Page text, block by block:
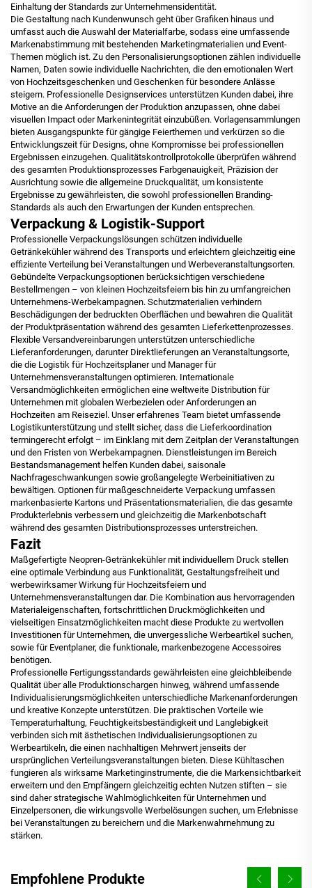
Einhaltung der Standards zur Unternehmensidentität.
Die Gestaltung nach Kundenwunsch geht über Grafiken hinaus und
umfasst auch die Auswahl der Materialfarbe, sodass eine umfassende
Markenabstimmung mit bestehenden Marketingmaterialien und Event-
Themen möglich ist. Zu den Personalisierungsoptionen zählen individuelle
Namen, Daten sowie individuelle Nachrichten, die den emotionalen Wert
von Hochzeitsgeschenken und Geschenken für besondere Anlässe
steigern. Professionelle Designservices unterstützen Kunden dabei, ihre
Motive an die Anforderungen der Produktion anzupassen, ohne dabei
visuellen Impact oder Markenintegrität einzubüßen. Vorlagensammlungen
bieten Ausgangspunkte für gängige Feierthemen und verkürzen so die
Entwicklungszeit für Designs, ohne Kompromisse bei professionellen
Ergebnissen einzugehen. Qualitätskontrollprotokolle überprüfen während
des gesamten Produktionsprozesses Farbgenauigkeit, Präzision der
Ausrichtung sowie die allgemeine Druckqualität, um konsistente
Ergebnisse zu gewährleisten, die sowohl professionellen Branding-
Standards als auch den Erwartungen der Kunden entsprechen.
Verpackung & Logistik-Support
Professionelle Verpackungslösungen schützen individuelle
Getränkekühler während des Transports und erleichtern gleichzeitig eine
effiziente Verteilung bei Veranstaltungen und Werbeveranstaltungsorten.
Gebündelte Verpackungsoptionen berücksichtigen verschiedene
Bestellmengen – von kleinen Hochzeitsfeiern bis hin zu umfangreichen
Unternehmens-Werbekampagnen. Schutzmaterialien verhindern
Beschädigungen der bedruckten Oberflächen und bewahren die Qualität
der Produktpräsentation während des gesamten Lieferkettenprozesses.
Flexible Versandvereinbarungen unterstützen unterschiedliche
Lieferanforderungen, darunter Direktlieferungen an Veranstaltungsorte,
die die Logistik für Hochzeitsplaner und Manager für
Unternehmensveranstaltungen optimieren. Internationale
Versandmöglichkeiten ermöglichen eine weltweite Distribution für
Unternehmen mit globalen Werbezielen oder Anforderungen an
Hochzeiten am Reiseziel. Unser erfahrenes Team bietet umfassende
Logistikunterstützung und stellt sicher, dass die Lieferkoordination
termingerecht erfolgt – im Einklang mit dem Zeitplan der Veranstaltungen
und den Fristen von Werbekampagnen. Dienstleistungen im Bereich
Bestandsmanagement helfen Kunden dabei, saisonale
Nachfrageschwankungen sowie großangelegte Werbeinitiativen zu
bewältigen. Optionen für maßgeschneiderte Verpackung umfassen
markenbasierte Kartons und Präsentationsmaterialien, die das gesamte
Produkterlebnis verbessern und gleichzeitig die Markenbotschaft
während des gesamten Distributionsprozesses unterstreichen.
Fazit
Maßgefertigte Neopren-Getränkekühler mit individuellem Druck stellen
eine optimale Verbindung aus Funktionalität, Gestaltungsfreiheit und
werbewirksamer Wirkung für Hochzeitsfeiern und
Unternehmensveranstaltungen dar. Die Kombination aus hervorragenden
Materialeigenschaften, fortschrittlichen Druckmöglichkeiten und
vielseitigen Einsatzmöglichkeiten macht diese Produkte zu wertvollen
Investitionen für Unternehmen, die unvergessliche Werbeartikel suchen,
sowie für Eventplaner, die funktionale, markenbezogene Accessoires
benötigen.
Professionelle Fertigungsstandards gewährleisten eine gleichbleibende
Qualität über alle Produktionschargen hinweg, während umfassende
Individualisierungsmöglichkeiten unterschiedliche Markenanforderungen
und kreative Konzepte unterstützen. Die praktischen Vorteile wie
Temperaturhaltung, Feuchtigkeitsbeständigkeit und Langlebigkeit
verbinden sich mit ästhetischen Individualisierungsoptionen zu
Werbeartikeln, die einen nachhaltigen Mehrwert jenseits der
ursprünglichen Verteilungsveranstaltungen bieten. Diese Kühltaschen
fungieren als wirksame Marketinginstrumente, die die Markensichtbarkeit
erweitern und den Empfängern gleichzeitig echten Nutzen stiften – sie
sind daher strategische Wahlmöglichkeiten für Unternehmen und
Einzelpersonen, die wirkungsvolle Werbelösungen suchen, um Erlebnisse
bei Veranstaltungen zu bereichern und die Markenwahrnehmung zu
stärken.
Empfohlene Produkte